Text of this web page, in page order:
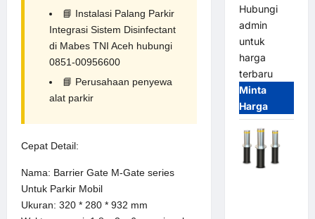
📘 Instalasi Palang Parkir
Integrasi Sistem Disinfectant
di Mabes TNI Aceh hubungi
0851-00956600
📘 Perusahaan penyewa
alat parkir
Cepat Detail:
Nama: Barrier Gate M-Gate series
Untuk Parkir Mobil
Ukuran: 320 * 280 * 932 mm
Hubungi
admin
untuk
harga
terbaru
Minta
Harga